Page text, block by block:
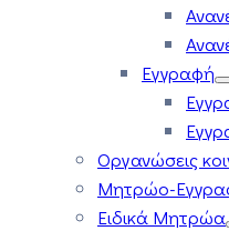
Εγγραφή
Οργανώσεις
Μητρώο-
Ειδικά Μητρώα